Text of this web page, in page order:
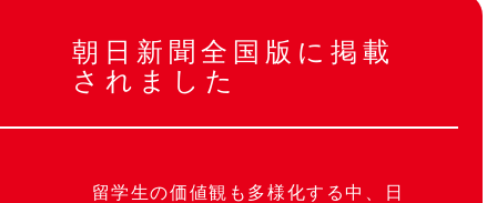
朝日新聞全国版に掲載
されました
留学生の価値観も多様化する中、日